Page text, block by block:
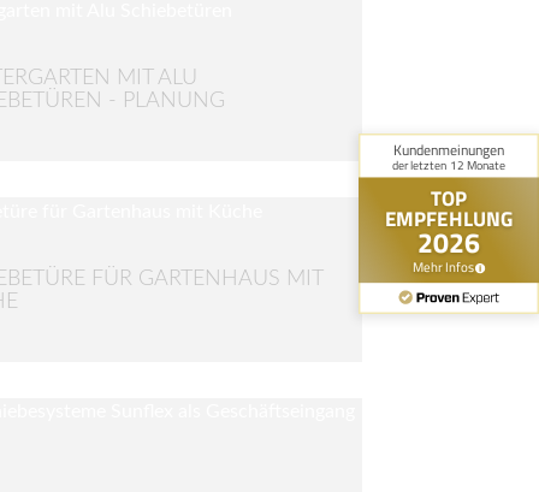
MIT ALU
- PLANUNG
FÜR GARTENHAUS MIT